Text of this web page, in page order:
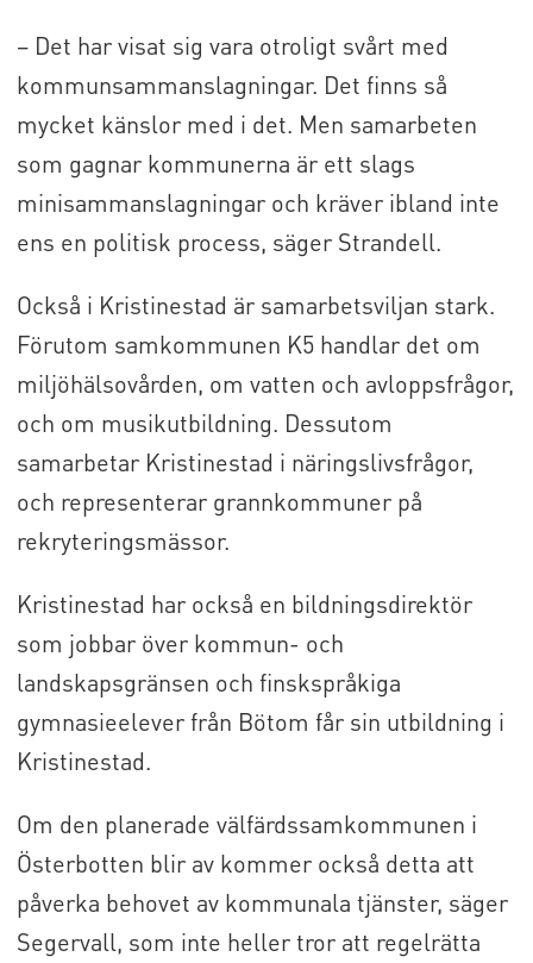
– Det har visat sig vara otroligt svårt med
kommunsammanslagningar. Det finns så
mycket känslor med i det. Men samarbeten
som gagnar kommunerna är ett slags
minisammanslagningar och kräver ibland inte
ens en politisk process, säger Strandell.
Också i Kristinestad är samarbetsviljan stark.
Förutom samkommunen K5 handlar det om
miljöhälsovården, om vatten och avloppsfrågor,
och om musikutbildning. Dessutom
samarbetar Kristinestad i näringslivsfrågor,
och representerar grannkommuner på
rekryteringsmässor.
Kristinestad har också en bildningsdirektör
som jobbar över kommun- och
landskapsgränsen och finskspråkiga
gymnasieelever från Bötom får sin utbildning i
Kristinestad.
Om den planerade välfärdssamkommunen i
Österbotten blir av kommer också detta att
påverka behovet av kommunala tjänster, säger
Segervall, som inte heller tror att regelrätta